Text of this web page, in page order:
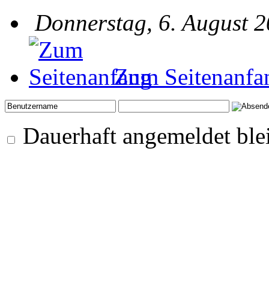
Donnerstag, 6. August
Zum
Dauerhaft angemeldet